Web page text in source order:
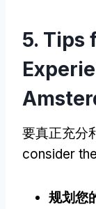
5. Tips
要真正充分
consider
规划您